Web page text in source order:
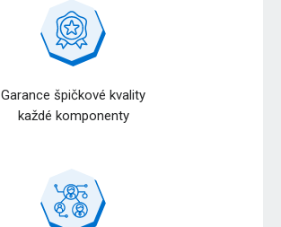
Garance špičkové kvality
každé komponenty